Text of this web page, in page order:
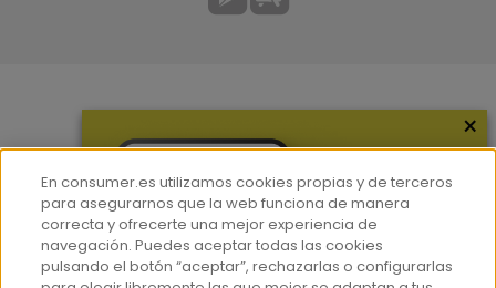
Hemeroteca
Contacto
Prensa
×
En consumer.es utilizamos cookies propias y de terceros
para asegurarnos que la web funciona de manera
correcta y ofrecerte una mejor experiencia de
navegación. Puedes aceptar todas las cookies
pulsando el botón “aceptar”, rechazarlas o configurarlas